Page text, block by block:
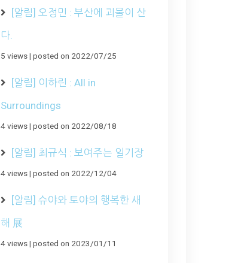
[알림] 오정민 : 부산에 괴물이 산
다.
5 views| posted on 2022/07/25
[알림] 이하린 : All in
Surroundings
4 views| posted on 2022/08/18
[알림] 최규식 : 보여주는 일기장
4 views| posted on 2022/12/04
[알림] 슈야와 토야의 행복한 새
해 展
4 views| posted on 2023/01/11